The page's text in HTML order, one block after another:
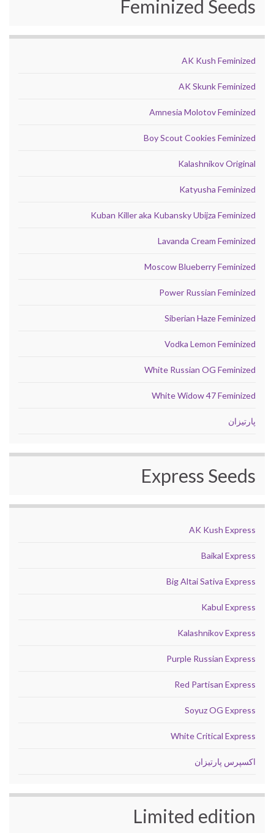
Feminized Seeds
AK Kush Feminized
AK Skunk Feminized
Amnesia Molotov Feminized
Boy Scout Cookies Feminized
Kalashnikov Original
Katyusha Feminized
Kuban Killer aka Kubansky Ubijza Feminized
Lavanda Cream Feminized
Moscow Blueberry Feminized
Power Russian Feminized
Siberian Haze Feminized
Vodka Lemon Feminized
White Russian OG Feminized
White Widow 47 Feminized
پارتیزان
Express Seeds
AK Kush Express
Baikal Express
Big Altai Sativa Express
Kabul Express
Kalashnikov Express
Purple Russian Express
Red Partisan Express
Soyuz OG Express
White Critical Express
اکسپرس پارتیزان
Limited edition